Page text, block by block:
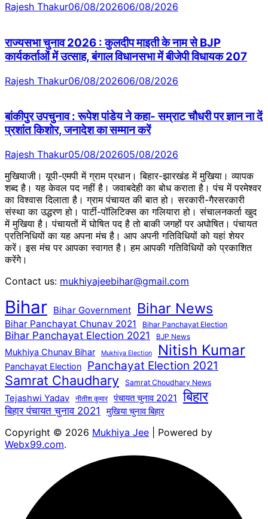
Rajesh Thakur06/08/202606/08/2026
राज्यसभा चुनाव 2026 : कुलदीप माइती के नाम से BJP
कार्यकर्ताओं में उत्साह, बंगाल विधानसभा में बीजेपी विधायक 207
Rajesh Thakur06/08/202606/08/2026
बांकीपुर उपचुनाव : रूपेश पांडेय ने कहा- सम्राट चौधरी पर ज्ञान ना दें
प्रशांत किशोर, जनादेश का सम्मान करें
Rajesh Thakur05/08/202605/08/2026
मुखियाजी। यूपी-एमपी में ग्राम प्रधान। बिहार-झारखंड में मुखिया। व्यापक
शब्द है। यह केवल पद नहीं है। जवाबदेही का बोध कराता है। पंच में परमेश्वर
का विश्वास दिलाता है। ग्राम पंचायत की बात हो। सरकारी-गैरसरकारी
संस्था का उद्धरण हो। पार्टी-पॉलिटिक्स का गलियारा हो। संचालनकर्ता खुद
में मुखिया है। पंचायतों में घोषित पद है तो बाकी जगहों पर अघोषित। पंचायत
प्रतिनिधियों का यह अपना मंच है। आप अपनी गतिविधियों को यहां शेयर
करें। इस मंच पर आपका स्वागत है। हम आपकी गतिविधियों को प्रकाशित
करेंगेे।
Contact us: mukhiyajeebihar@gmail.com
Bihar Bihar Government Bihar News
Bihar Panchayat Chunav 2021 Bihar Panchayat Election
Bihar Panchayat Election 2021 BJP News
Mukhiya Chunav Bihar Mukhiya Election Nitish Kumar
Panchayat Election Panchayat Election 2021
Samrat Chaudhary Samrat Choudhary News
Tejashwi Yadav नीतीश कुमार पंचायत चुनाव 2021 बिहार
बिहार पंचायत चुनाव 2021 मुखिया चुनाव बिहार
Copyright © 2026 Mukhiya Jee | Powered by
Webx99.com.